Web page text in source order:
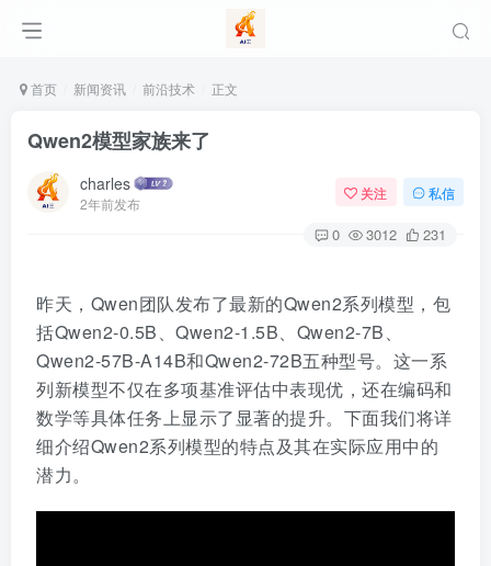
首页 新闻资讯 前沿技术 正文
Qwen2模型家族来了
charles
2年前发布
关注 私信
0 3012 231
昨天，Qwen团队发布了最新的Qwen2系列模型，包
括Qwen2-0.5B、Qwen2-1.5B、Qwen2-7B、
Qwen2-57B-A14B和Qwen2-72B五种型号。这一系
列新模型不仅在多项基准评估中表现优，还在编码和
数学等具体任务上显示了显著的提升。下面我们将详
细介绍Qwen2系列模型的特点及其在实际应用中的
潜力。